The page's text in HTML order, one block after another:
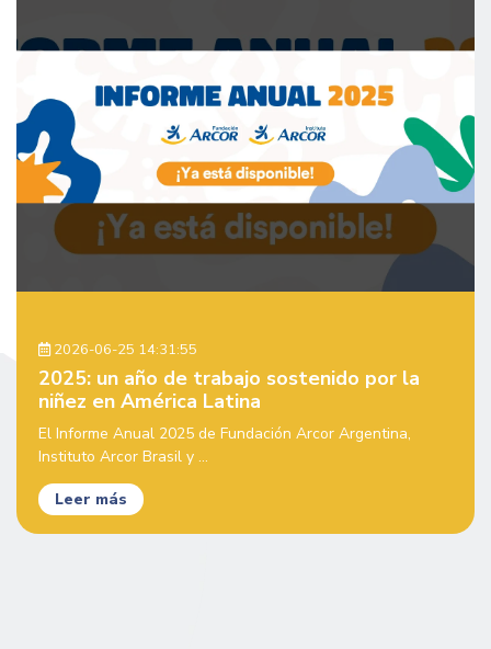
2026-06-25 14:31:55
2025: un año de trabajo sostenido por la
niñez en América Latina
El Informe Anual 2025 de Fundación Arcor Argentina,
Instituto Arcor Brasil y ...
Leer más